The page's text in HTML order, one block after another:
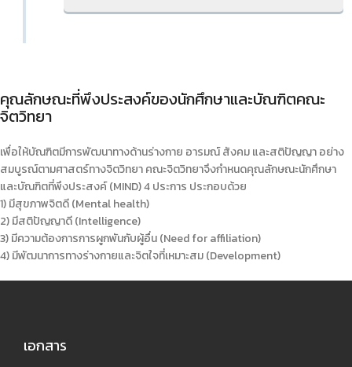
คุณลักษณะที่พึงประสงค์ของนักศึกษาและบัณฑิตคณะ
จิตวิทยา
เพื่อให้บัณฑิตมีการพัฒนาทางด้านร่างกาย อารมณ์ สังคม และสติปัญญา อย่าง
สมบูรณ์ตามศาสตร์ทางจิตวิทยา คณะจิตวิทยาจึงกำหนดคุณลักษณะนักศึกษา
และบัณฑิตที่พึงประสงค์ (MIND) 4 ประการ ประกอบด้วย
1) มีสุขภาพจิตดี (Mental health)
2) มีสติปัญญาดี (Intelligence)
3) มีความต้องการการผูกพันกับผู้อื่น (Need for affiliation)
4) มีพัฒนาการทางร่างกายและจิตใจที่เหมาะสม (Development)
เอกสาร